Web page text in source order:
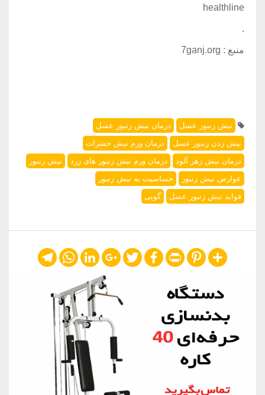
healthline
.
منبع : 7ganj.org
نیش زنبور عسل
درمان نیش زنبور عسل
نیش زدن زنبور عسل
درمان ورم نیش حشرات
درمان نیش زهر آلود
درمان ورم نیش زنبور های زرد
نیش زنبور
عوارض نیش زنبور
حساسیت به نیش زنبور
فواید نیش زنبور عسل
گوپی
Share
Pinterest
Print
Facebook
Twitter
Google+
LinkedIn
WhatsApp
Telegram